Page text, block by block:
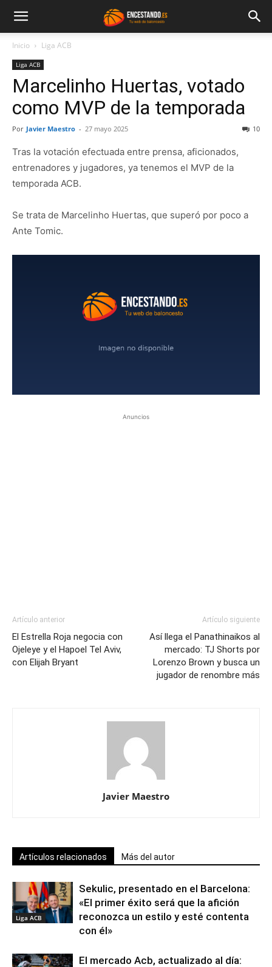
Inicio Liga ACB
Liga ACB
Marcelinho Huertas, votado
como MVP de la temporada
Por Javier Maestro - 27 mayo 2025 10
Tras la votación efectuada entre prensa, aficionados,
entrenadores y jugadores, ya tenemos el MVP de la
temporada ACB.
Se trata de Marcelinho Huertas, que superó por poco a
Ante Tomic.
Anuncios
Artículo anterior
El Estrella Roja negocia con
Ojeleye y el Hapoel Tel Aviv,
con Elijah Bryant
Artículo siguiente
Así llega el Panathinaikos al
mercado: TJ Shorts por
Lorenzo Brown y busca un
jugador de renombre más
Javier Maestro
Artículos relacionados Más del autor
Liga ACB
Sekulic, presentado en el Barcelona:
«El primer éxito será que la afición
reconozca un estilo y esté contenta
con él»
El mercado Acb, actualizado al día: